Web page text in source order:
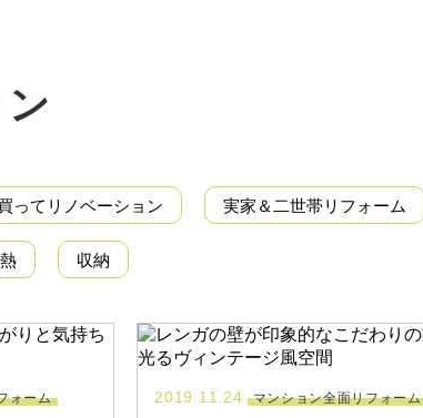
ってリノベーション 実家＆二世帯リフォーム
収納
ォーム 2019.11.24 マンション全面リフォーム